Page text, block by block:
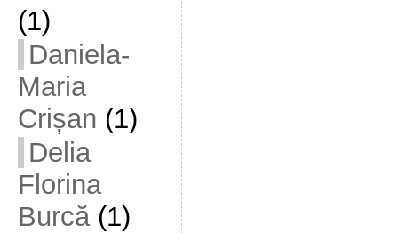
(1)
Daniela-
Maria
Crișan (1)
Delia
Florina
Burcă(1)